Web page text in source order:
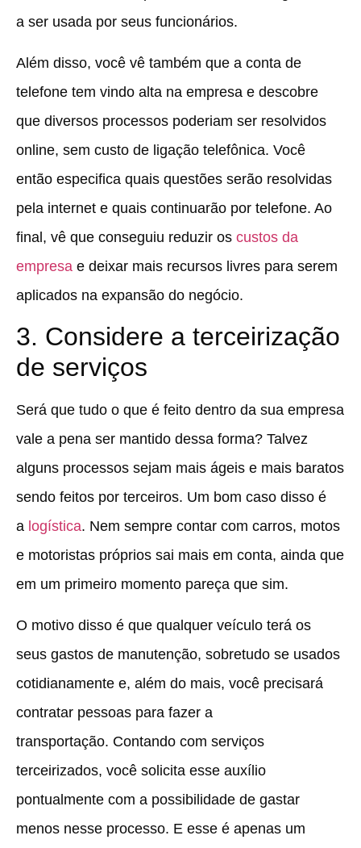
a ser usada por seus funcionários.
Além disso, você vê também que a conta de
telefone tem vindo alta na empresa e descobre
que diversos processos poderiam ser resolvidos
online, sem custo de ligação telefônica. Você
então especifica quais questões serão resolvidas
pela internet e quais continuarão por telefone. Ao
final, vê que conseguiu reduzir os custos da
empresa e deixar mais recursos livres para serem
aplicados na expansão do negócio.
3. Considere a terceirização
de serviços
Será que tudo o que é feito dentro da sua empresa
vale a pena ser mantido dessa forma? Talvez
alguns processos sejam mais ágeis e mais baratos
sendo feitos por terceiros. Um bom caso disso é
a logística. Nem sempre contar com carros, motos
e motoristas próprios sai mais em conta, ainda que
em um primeiro momento pareça que sim.
O motivo disso é que qualquer veículo terá os
seus gastos de manutenção, sobretudo se usados
cotidianamente e, além do mais, você precisará
contratar pessoas para fazer a
transportação. Contando com serviços
terceirizados, você solicita esse auxílio
pontualmente com a possibilidade de gastar
menos nesse processo. E esse é apenas um